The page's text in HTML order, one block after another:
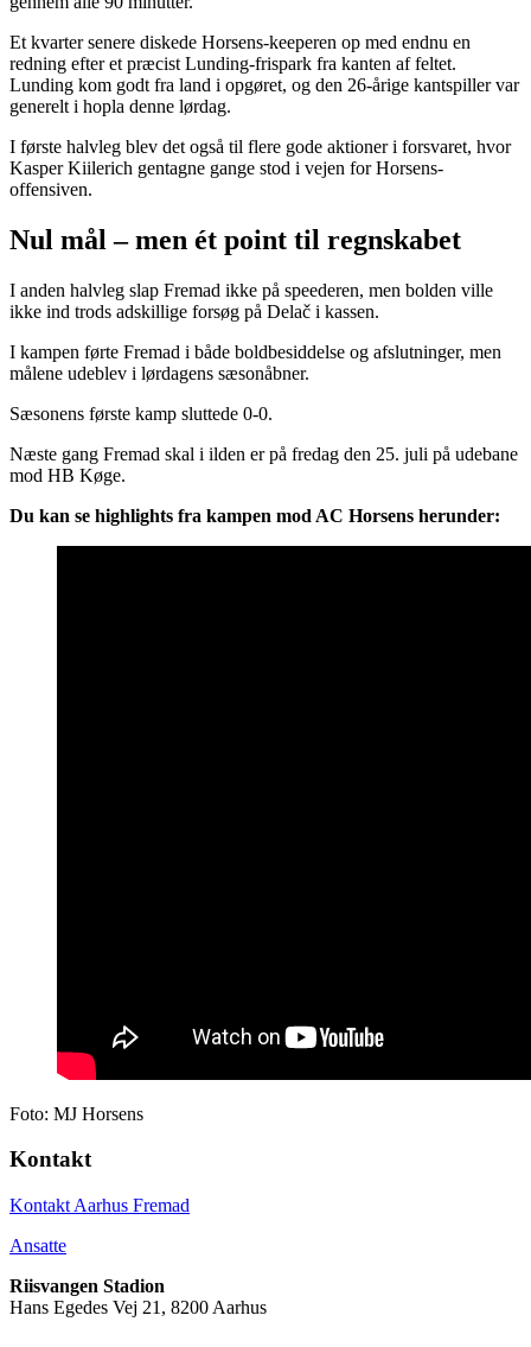
Et kvarter senere diskede Horsens-keeperen op med endnu en
redning efter et præcist Lunding-frispark fra kanten af feltet.
Lunding kom godt fra land i opgøret, og den 26-årige kantspiller var
generelt i hopla denne lørdag.
I første halvleg blev det også til flere gode aktioner i forsvaret, hvor
Kasper Kiilerich gentagne gange stod i vejen for Horsens-
offensiven.
Nul mål – men ét point til regnskabet
I anden halvleg slap Fremad ikke på speederen, men bolden ville
ikke ind trods adskillige forsøg på Delač i kassen.
I kampen førte Fremad i både boldbesiddelse og afslutninger, men
målene udeblev i lørdagens sæsonåbner.
Sæsonens første kamp sluttede 0-0.
Næste gang Fremad skal i ilden er på fredag den 25. juli på udebane
mod HB Køge.
Du kan se highlights fra kampen mod AC Horsens herunder:
Foto: MJ Horsens
Kontakt
Kontakt Aarhus Fremad
Ansatte
Riisvangen Stadion
Hans Egedes Vej 21, 8200 Aarhus